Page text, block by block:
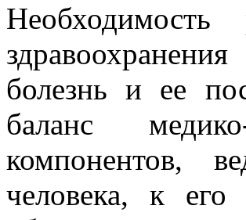
болезнь и ее
баланс
компонентов,
человека, к